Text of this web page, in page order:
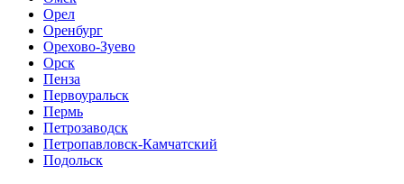
Орел
Оренбург
Орехово-Зуево
Орск
Пенза
Первоуральск
Пермь
Петрозаводск
Петропавловск-Камчатский
Подольск